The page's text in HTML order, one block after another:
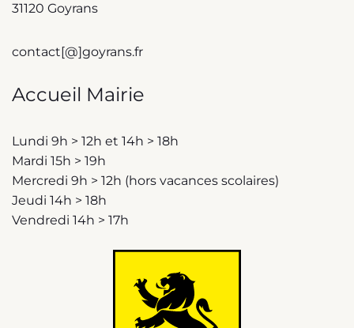
31120 Goyrans
contact[@]goyrans.fr
Accueil Mairie
Lundi 9h > 12h et 14h > 18h
Mardi 15h > 19h
Mercredi 9h > 12h (hors vacances scolaires)
Jeudi 14h > 18h
Vendredi 14h > 17h